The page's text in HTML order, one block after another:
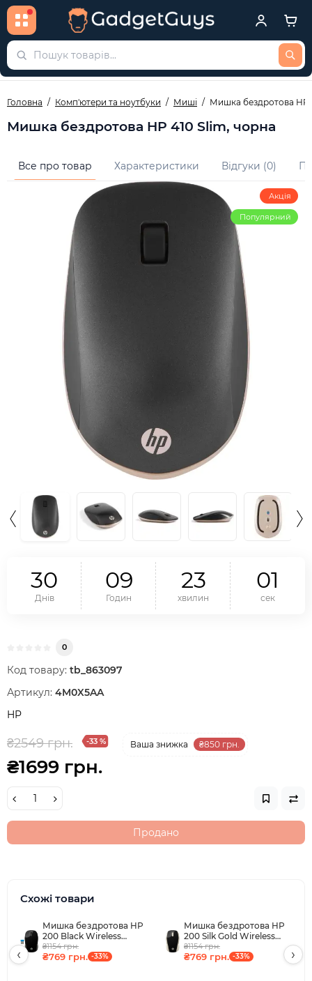
Головна Комп'ютери та ноутбуки Миші Мишка бездротова HP
Мишка бездротова HP 410 Slim, чорна
Все про товар Характеристики Відгуки (0)
Акція
Популярний
30
Днів
09
Годин
23
хвилин
01
сек
0
Код товару: tb_863097
Артикул: 4M0X5AA
HP
₴2549 грн. -33 % Ваша знижка ₴850 грн.
₴1699 грн.
Продано
Схожі товари
Мишка бездротова HP
200 Black Wireless
Mouse, 3 кн., 1000 dpi,
чорна
₴1154 грн.
₴769 грн. -33%
Мишка бездротова HP
200 Silk Gold Wireless
Mouse, 3 кн., 1000 dpi,
чорно-золотиста
₴1154 грн.
₴769 грн. -33%
‹ ›